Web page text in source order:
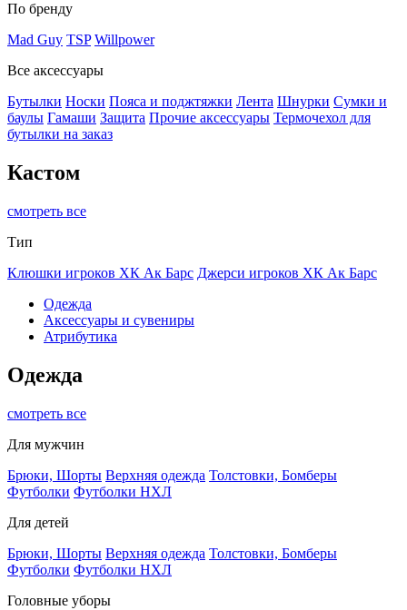
По бренду
Mad Guy TSP Willpower
Все аксессуары
Бутылки Носки Пояса и поджтяжки Лента Шнурки Сумки и
баулы Гамаши Защита Прочие аксессуары Термочехол для
бутылки на заказ
Кастом
смотреть все
Тип
Клюшки игроков ХК Ак Барс Джерси игроков ХК Ак Барс
Одежда
Аксессуары и сувениры
Атрибутика
Одежда
смотреть все
Для мужчин
Брюки, Шорты Верхняя одежда Толстовки, Бомберы
Футболки Футболки НХЛ
Для детей
Брюки, Шорты Верхняя одежда Толстовки, Бомберы
Футболки Футболки НХЛ
Головные уборы